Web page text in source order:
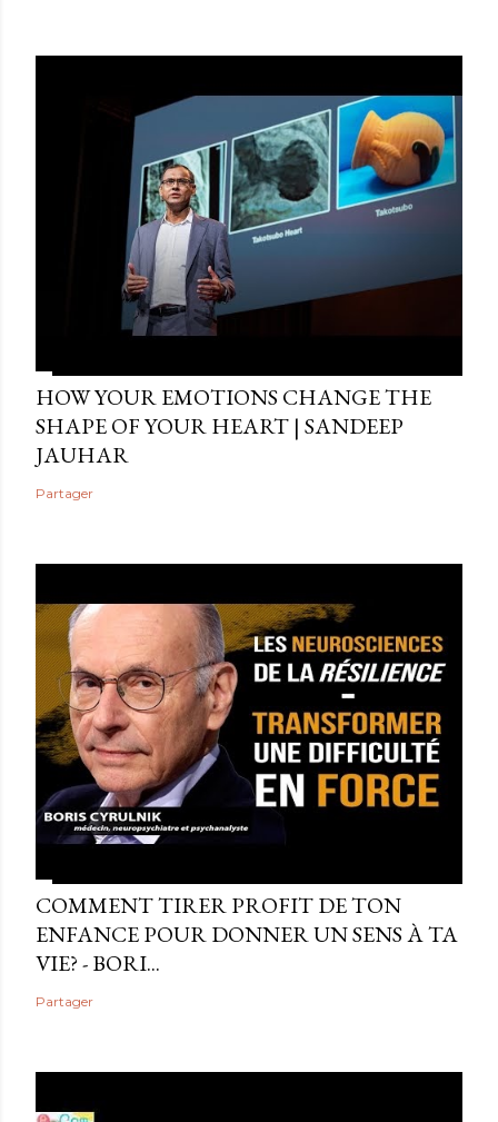
HOW YOUR EMOTIONS CHANGE THE
SHAPE OF YOUR HEART | SANDEEP
JAUHAR
Partager
COMMENT TIRER PROFIT DE TON
ENFANCE POUR DONNER UN SENS À TA
VIE? - BORI...
Partager